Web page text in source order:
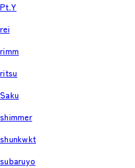
Pt.Y
rei
rimm
ritsu
Saku
shimmer
shunkwkt
subaruyo